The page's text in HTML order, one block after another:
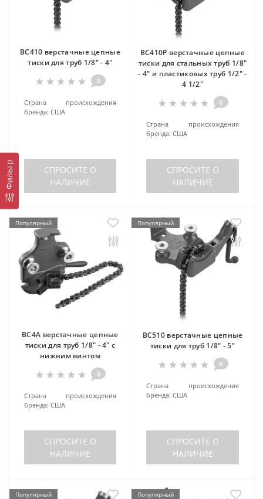
Фильтр
BC410 верстачные цепные
тиски для труб 1/8" - 4"
0
Страна происхождения
бренда: США
СПРОСИТЕ О
НАЛИЧИЕ
BC410P верстачные цепные
тиски для стальных труб 1/8"
- 4" и пластиковых труб 1/2" -
4 1/2"
0
Страна происхождения
бренда: США
СПРОСИТЕ О
НАЛИЧИЕ
Популярный
BC4A верстачные цепные
тиски для труб 1/8" - 4" с
нижним винтом
0
Страна происхождения
бренда: США
СПРОСИТЕ О
НАЛИЧИЕ
Популярный
BC510 верстачные цепные
тиски для труб 1/8" - 5"
0
Страна происхождения
бренда: США
СПРОСИТЕ О
НАЛИЧИЕ
Популярный Популярный